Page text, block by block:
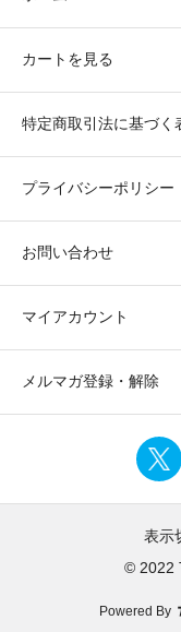
カートを見る
特定商取引法に基づく
プライバシーポリシー
お問い合わせ
マイアカウント
メルマガ登録・解除
表示
© 2022
Powered By